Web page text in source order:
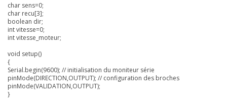
char sens=0;
char recu[3];
boolean dir;
int vitesse=0;
int vitesse_moteur;
void setup()
{
Serial.begin(9600); // initialisation du moniteur série
pinMode(DIRECTION,OUTPUT); // configuration des broches
pinMode(VALIDATION,OUTPUT);
}